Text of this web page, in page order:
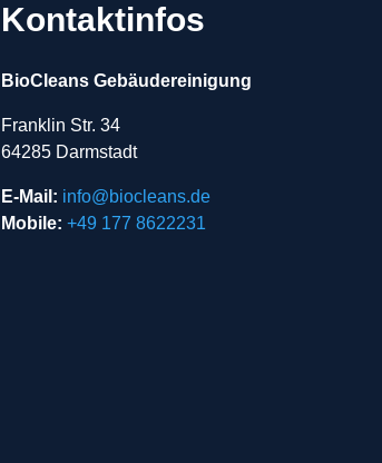
Kontaktinfos
BioCleans Gebäudereinigung
Franklin Str. 34
64285 Darmstadt
E-Mail: info@biocleans.de
Mobile: +49 177 8622231